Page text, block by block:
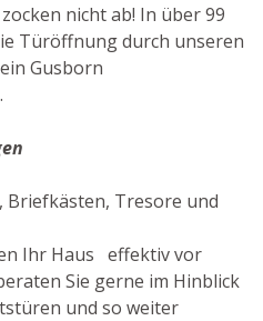
nicht ab! In über 99
Türöffnung durch unseren
Gusborn
Tresore und
Ihr Haus effektiv vor
Sie gerne im Hinblick
und so weiter